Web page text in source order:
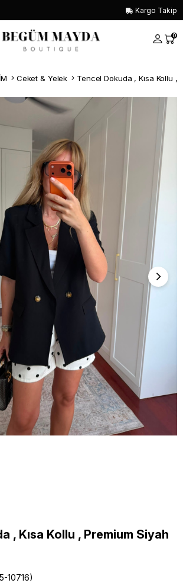
Kargo Takip
0
Ceket & Yelek
ver
, Kısa Kollu , Premium Siyah
10716)